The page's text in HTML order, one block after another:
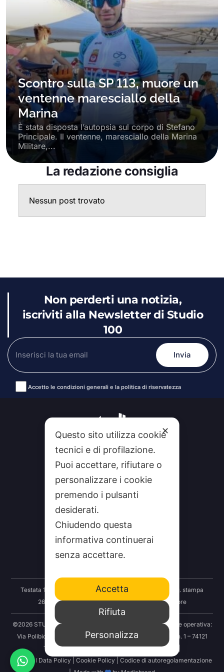
Scontro sulla SP 113, muore un
ventenne maresciallo della
Marina
È stata disposta l’autopsia sul corpo di Stefano
Principale. Il ventenne, maresciallo della Marina
Militare,...
La redazione consiglia
Nessun post trovato
Non perderti una notizia,
iscriviti alla Newsletter di Studio
100
Accetto le condizioni generali e la politica di riservatezza
CHI SIAMO
CONTATTI
FEEDRSS
Testata 100 Notizie: Registrazione Tribunale Taranto reg. stampa
2625/2024 del 12.09.2024 Indipendenza S.r.l. Editore
©2026 STUDIO100 – Società Cooperativa 100 Media | Sede operativa:
Via Polibio 89 – 74121 Taranto | Sede legale: Via Abruzzo n. 1 – 74121
Taranto | P.IVA: 03414830731 | REA: TA-251456 |
Personal Data Policy
Cookie Policy
Codice di autoregolamentazione
✕
Questo sito utilizza cookie
tecnici e di profilazione.
Puoi accettare, rifiutare o
personalizzare i cookie
premendo i pulsanti
desiderati.
Chiudendo questa
informativa continuerai
senza accettare.
Accetta
Rifiuta
Personalizza